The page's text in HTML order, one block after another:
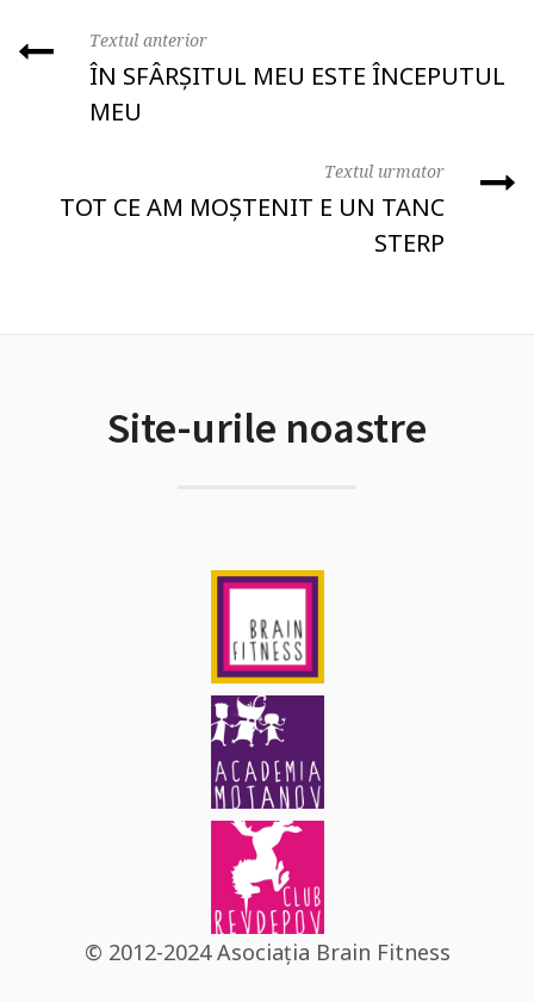
Textul anterior
ÎN SFÂRȘITUL MEU ESTE ÎNCEPUTUL
MEU
Textul urmator
TOT CE AM MOȘTENIT E UN TANC
STERP
Site-urile noastre
© 2012-2024 Asociația Brain Fitness